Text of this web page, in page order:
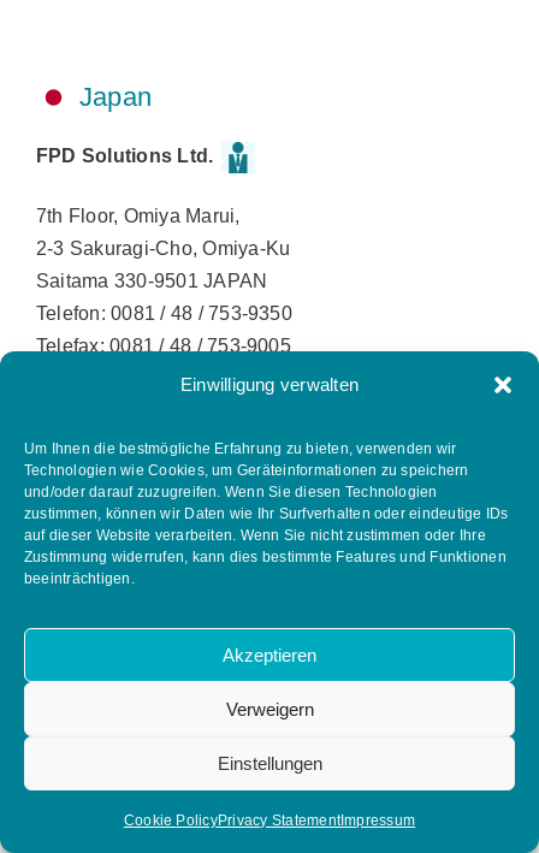
Einwilligung verwalten
Um Ihnen die bestmögliche Erfahrung zu bieten, verwenden wir
Technologien wie Cookies, um Geräteinformationen zu speichern
und/oder darauf zuzugreifen. Wenn Sie diesen Technologien
zustimmen, können wir Daten wie Ihr Surfverhalten oder eindeutige IDs
auf dieser Website verarbeiten. Wenn Sie nicht zustimmen oder Ihre
Zustimmung widerrufen, kann dies bestimmte Features und Funktionen
beeinträchtigen.
Akzeptieren
Verweigern
Einstellungen
Cookie PolicyPrivacy StatementImpressum
Japan
FPD Solutions Ltd.
7th Floor, Omiya Marui,
2-3 Sakuragi-Cho, Omiya-Ku
Saitama 330-9501 JAPAN
Telefon: 0081 / 48 / 753-9350
Telefax: 0081 / 48 / 753-9005
info@fpds.jp
Korea
Hyoung-il Youn
Tel. :+82 10 2057 6277
Malaysia